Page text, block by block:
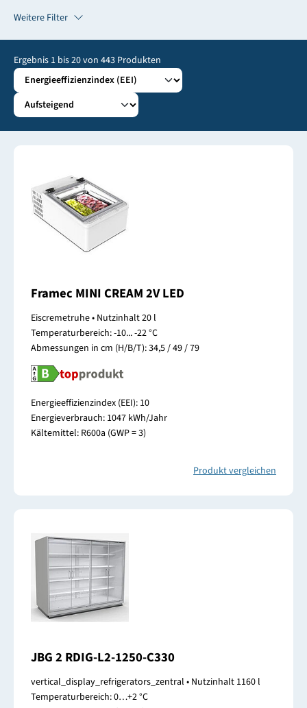
Weitere Filter
Ergebnis 1bis20von 443Produkten
Framec MINI CREAM 2V LED
Eiscremetruhe • Nutzinhalt 20 l
Temperaturbereich: -10... -22 °C
Abmessungen in cm (H/B/T): 34,5 / 49 / 79
Energieeffizienzindex (EEI): 10
Energieverbrauch: 1047 kWh/Jahr
Kältemittel: R600a (GWP = 3)
Produkt vergleichen
JBG 2 RDIG-L2-1250-C330
vertical_display_refrigerators_zentral • Nutzinhalt 1160 l
Temperaturbereich: 0…+2 °C